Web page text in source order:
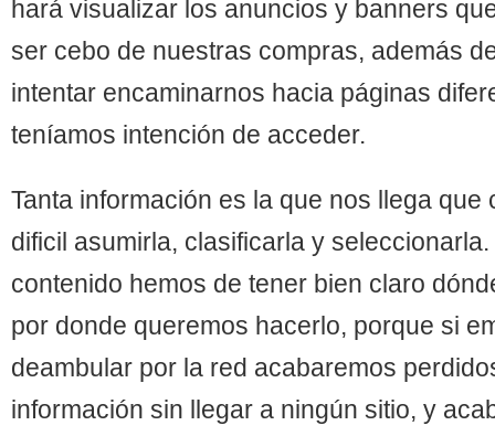
hará visualizar los anuncios y banners
ser cebo de nuestras compras, además
intentar encaminarnos hacia páginas
teníamos intención de acceder.
Tanta información es la que nos llega que
dificil asumirla, clasificarla y
contenido hemos de tener bien claro
por donde queremos hacerlo, porque si
deambular por la red acabaremos
información sin llegar a ningún sitio, y